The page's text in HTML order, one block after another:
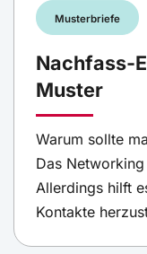
Musterbriefe
Nachfass-
Muster
Warum sollte
Das
Allerdings hilft
Kontakte